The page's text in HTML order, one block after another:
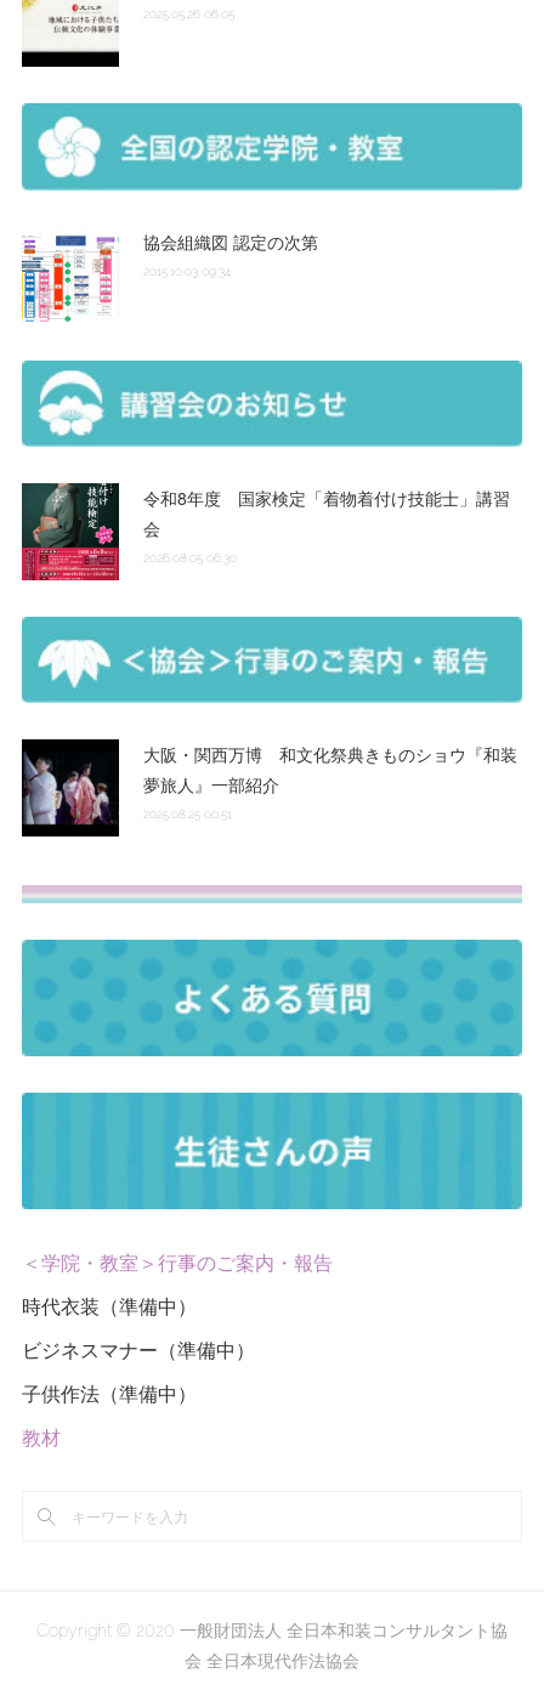
2025.05.26 06:05
協会組織図 認定の次第
2015.10.03 09:34
令和8年度 国家検定「着物着付け技能士」講習
会
2026.08.05 06:30
大阪・関西万博 和文化祭典きものショウ『和装
夢旅人』一部紹介
2025.08.25 00:51
＜学院・教室＞行事のご案内・報告
時代衣装（準備中）
ビジネスマナー（準備中）
子供作法（準備中）
教材
Copyright © 2020 一般財団法人 全日本和装コンサルタント協
会 全日本現代作法協会